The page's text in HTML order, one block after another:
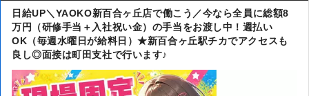
日給UP＼YAOKO新百合ヶ丘店で働こう／今なら全員に総額8
万円（研修手当＋入社祝い金）の手当をお渡し中！週払い
OK（毎週水曜日が給料日）★新百合ヶ丘駅チカでアクセスも
良し◎面接は町田支社で行います♪